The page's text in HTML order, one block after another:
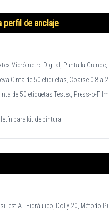
perfil de anclaje
Micrómetro Digital, Pantalla Grande,
Cinta de 50 etiquetas, Coarse 0.8 a
de 50 etiquetas Testex, Press-o-
para kit de pintura
AT Hidráulico, Dolly 20, Método